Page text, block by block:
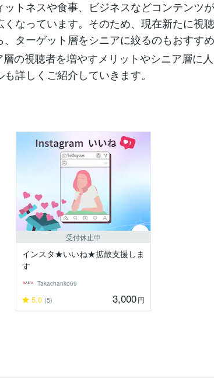
トネスや食事、ビジネスなどコンテンツが
なっています。そのため、現在新たに視
ターゲット層をシニアに絞るのもおすす
の視聴者を増やすメリットやシニア層に
詳しくご紹介していきます。
受付休止中
インスタ★いいね★拡散支援しま
す
Takachanko69
5.0 (5) 3,000円